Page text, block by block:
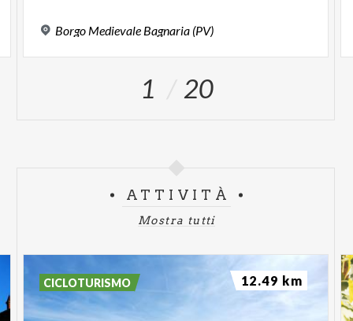
Borgo Medievale Bagnaria (PV)
1 20
ATTIVITÀ
Mostra tutti
CICLOTURISMO 12.49 km